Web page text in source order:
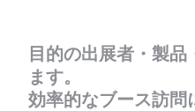
目的の出展者・製
ます。
効率的なブース訪問